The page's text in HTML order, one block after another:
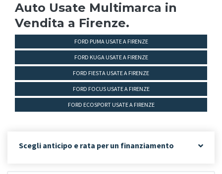
Auto Usate Multimarca in
Vendita a Firenze.
FORD PUMA USATE A FIRENZE
FORD KUGA USATE A FIRENZE
FORD FIESTA USATE A FIRENZE
FORD FOCUS USATE A FIRENZE
FORD ECOSPORT USATE A FIRENZE
Scegli anticipo e rata per un finanziamento